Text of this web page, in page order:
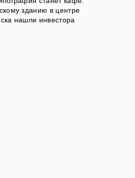
зданию в центре
нашли инвестора